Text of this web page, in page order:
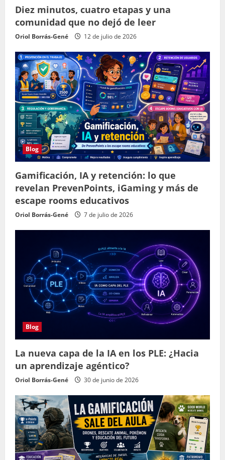
Diez minutos, cuatro etapas y una
comunidad que no dejó de leer
Oriol Borrás-Gené 12 de julio de 2026
Blog
Gamificación, IA y retención: lo que
revelan PrevenPoints, iGaming y más de
escape rooms educativos
Oriol Borrás-Gené 7 de julio de 2026
Blog
La nueva capa de la IA en los PLE: ¿Hacia
un aprendizaje agéntico?
Oriol Borrás-Gené 30 de junio de 2026